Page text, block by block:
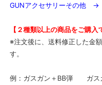
GUNアクセサリーその他 →
【２種類以上の商品をご購
※注文後に、送料修正した金
す。
例：ガスガン＋BB弾 ガ